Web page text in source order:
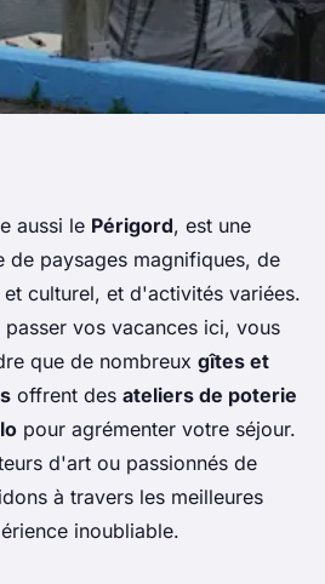
meilleurs
louer une
en
des ateliers de
balades en vélo?
aussi le Périgord, est une
de paysages magnifiques, de
culturel, et d'activités variées.
vos vacances ici, vous
que de nombreux gîtes et
offrent des ateliers de poterie
pour agrémenter votre séjour.
d'art ou passionnés de
à travers les meilleures
inoubliable.